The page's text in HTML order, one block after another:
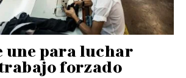
une para luchar
forzado